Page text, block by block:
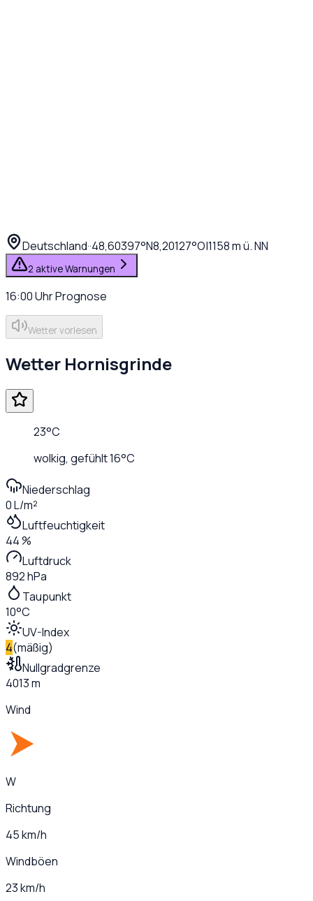
Deutschland··48,60397°N8,20127°O|1158m ü. NN
2 aktive Warnungen
16:00UhrPrognose
Wetter vorlesen
Wetter Hornisgrinde
23°C
wolkig, gefühlt16°C
Niederschlag
0 L/m²
Luftfeuchtigkeit
44 %
Luftdruck
892 hPa
Taupunkt
10°C
UV-Index
4(mäßig)
Nullgradgrenze
4013 m
Wind
W
Richtung
45 km/h
Windböen
23 km/h